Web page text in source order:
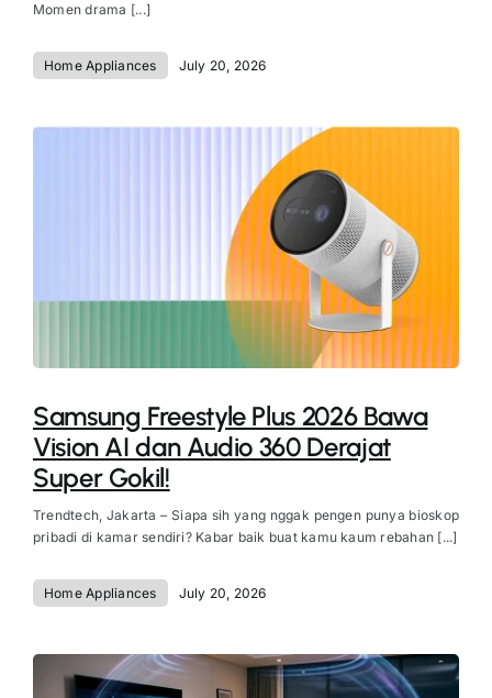
Momen drama [...]
Home Appliances July 20, 2026
Samsung Freestyle Plus 2026 Bawa
Vision AI dan Audio 360 Derajat
Super Gokil!
Trendtech, Jakarta – Siapa sih yang nggak pengen punya bioskop
pribadi di kamar sendiri? Kabar baik buat kamu kaum rebahan [...]
Home Appliances July 20, 2026